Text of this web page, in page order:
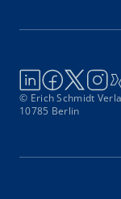
© Erich Schmidt
10785 Berlin